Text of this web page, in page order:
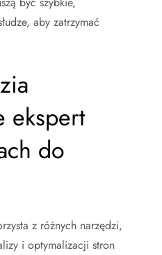
aby zatrzymać
ekspert
do
z różnych narzędzi,
i optymalizacji stron